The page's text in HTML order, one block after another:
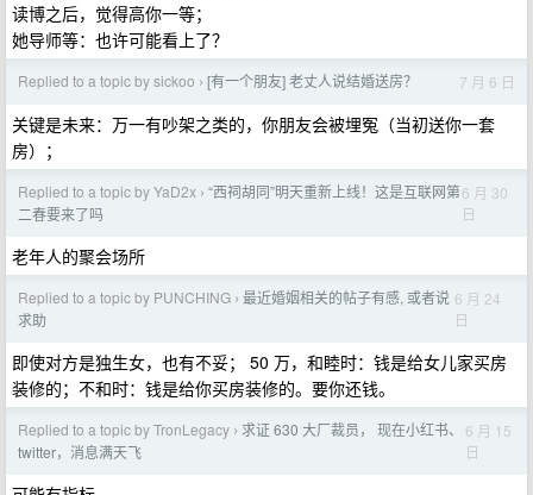
读博之后，觉得高你一等；
她导师等：也许可能看上了？
Replied to a topic by sickoo › [有一个朋友] 老丈人说结婚送房？ 7 月 6 日
关键是未来：万一有吵架之类的，你朋友会被埋冤（当初送你一套
房）；
Replied to a topic by YaD2x › “西祠胡同”明天重新上线！这是互联网第
二春要来了吗
6 月 30
日
老年人的聚会场所
Replied to a topic by PUNCHING › 最近婚姻相关的帖子有感, 或者说
求助
6 月 24
日
即使对方是独生女，也有不妥； 50 万，和睦时：钱是给女儿家买房
装修的；不和时：钱是给你买房装修的。要你还钱。
Replied to a topic by TronLegacy › 求证 630 大厂裁员， 现在小红书、
twitter，消息满天飞
6 月 15
日